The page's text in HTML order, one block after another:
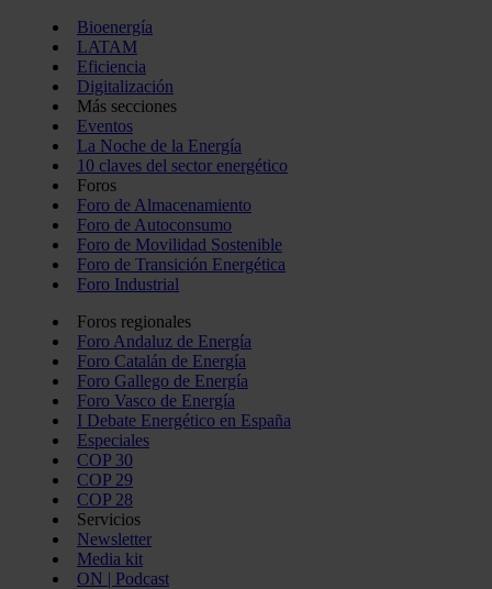
Bioenergía
LATAM
Eficiencia
Digitalización
Más secciones
Eventos
La Noche de la Energía
10 claves del sector energético
Foros
Foro de Almacenamiento
Foro de Autoconsumo
Foro de Movilidad Sostenible
Foro de Transición Energética
Foro Industrial
Foros regionales
Foro Andaluz de Energía
Foro Catalán de Energía
Foro Gallego de Energía
Foro Vasco de Energía
I Debate Energético en España
Especiales
COP 30
COP 29
COP 28
Servicios
Newsletter
Media kit
ON | Podcast